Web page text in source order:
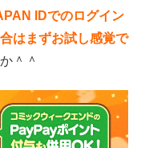
IDでのログイン
はまずお試し感覚で
＾＾